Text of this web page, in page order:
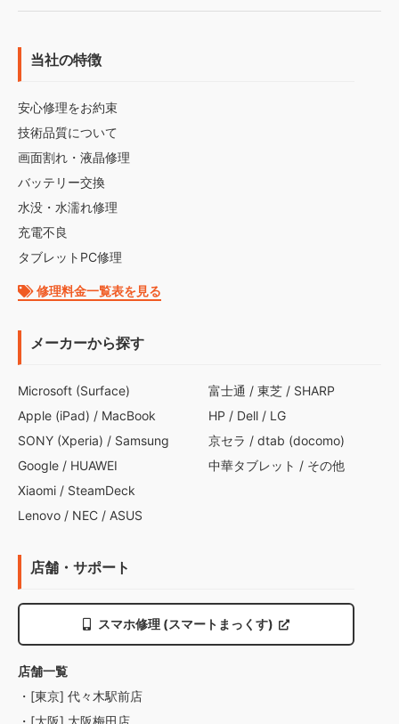
当社の特徴
安心修理をお約束
技術品質について
画面割れ・液晶修理
バッテリー交換
水没・水濡れ修理
充電不良
タブレットPC修理
修理料金一覧表を見る
メーカーから探す
Microsoft (Surface)
Apple (iPad) / MacBook
SONY (Xperia) / Samsung
Google / HUAWEI
Xiaomi / SteamDeck
Lenovo / NEC / ASUS
富士通 / 東芝 / SHARP
HP / Dell / LG
京セラ / dtab (docomo)
中華タブレット / その他
店舗・サポート
スマホ修理 (スマートまっくす)
店舗一覧
・[東京] 代々木駅前店